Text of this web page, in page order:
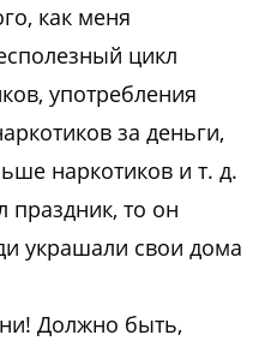
как меня
цикл
употребления
за деньги,
наркотиков и т. д.
праздник, то он
украшали свои дома
Должно быть,